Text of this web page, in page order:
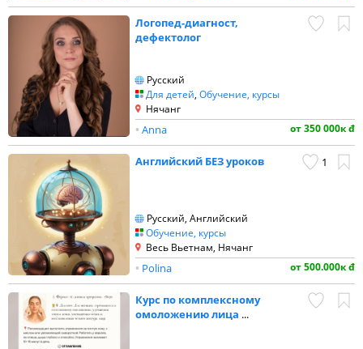
Логопед-диагност,
дефектолог
Русский
Для детей, Обучение, курсы
Нячанг
от 350 000к đ
• Anna
1
Английский БЕЗ уроков
Русский, Английский
Обучение, курсы
Весь Вьетнам, Нячанг
от 500.000к đ
• Polina
Курс по комплексному
омоложению лица ...